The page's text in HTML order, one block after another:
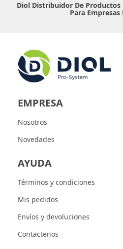
Diol Distribuidor De Productos
Para Empresas
EMPRESA
Nosotros
Novedades
AYUDA
Términos y condiciones
Mis pedidos
Envíos y devoluciones
Contactenos